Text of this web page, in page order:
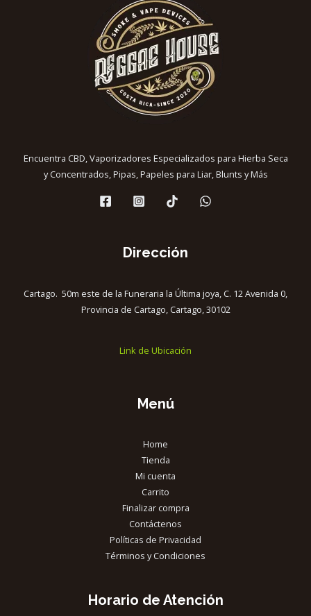
la
página
de
producto
Encuentra CBD, Vaporizadores Especializados para Hierba Seca
y Concentrados, Pipas, Papeles para Liar, Blunts y Más
Dirección
Cartago. 50m este de la Funeraria la Última joya, C. 12 Avenida 0,
Provincia de Cartago, Cartago, 30102
Link de Ubicación
Menú
Home
Tienda
Mi cuenta
Carrito
Finalizar compra
Contáctenos
Políticas de Privacidad
Términos y Condiciones
Horario de Atención